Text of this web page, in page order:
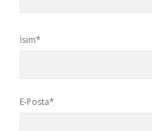
İsim*
E-Posta*